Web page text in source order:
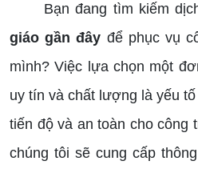
Bạn đang tìm kiếm
giáo gần đây để phục vụ
mình? Việc lựa chọn một
uy tín và chất lượng là yếu
tiến độ và an toàn cho công
chúng tôi sẽ cung cấp